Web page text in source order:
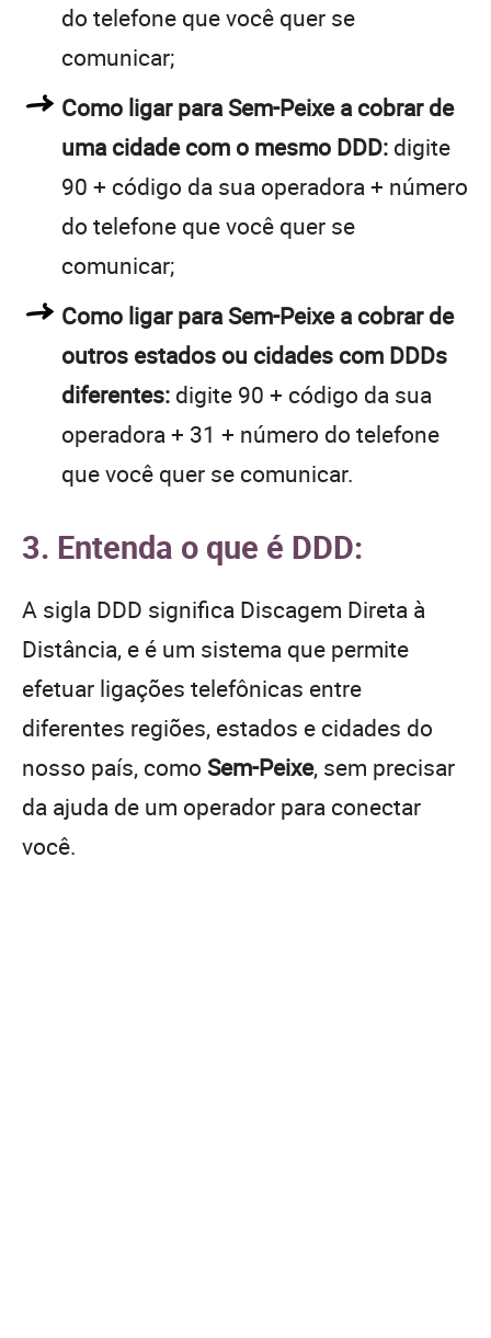
do telefone que você quer se
comunicar;
Como ligar para Sem-Peixe a cobrar de
uma cidade com o mesmo DDD: digite
90 + código da sua operadora + número
do telefone que você quer se
comunicar;
Como ligar para Sem-Peixe a cobrar de
outros estados ou cidades com DDDs
diferentes: digite 90 + código da sua
operadora + 31 + número do telefone
que você quer se comunicar.
3. Entenda o que é DDD:
A sigla DDD significa Discagem Direta à
Distância, e é um sistema que permite
efetuar ligações telefônicas entre
diferentes regiões, estados e cidades do
nosso país, como Sem-Peixe, sem precisar
da ajuda de um operador para conectar
você.